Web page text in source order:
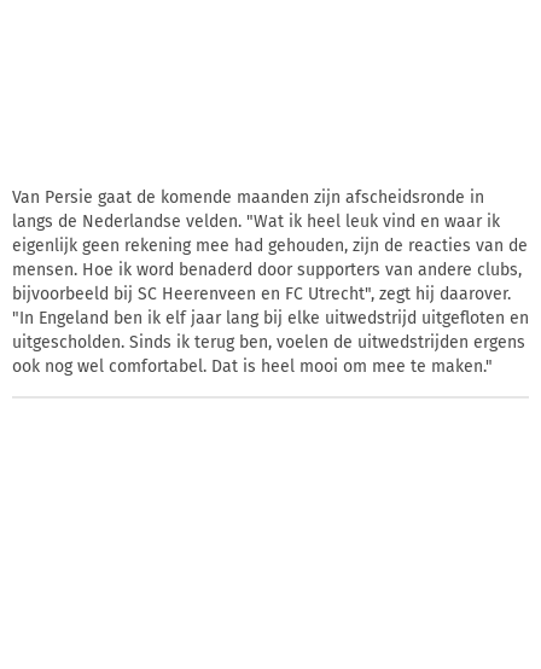
Van Persie gaat de komende maanden zijn afscheidsronde in
langs de Nederlandse velden. "Wat ik heel leuk vind en waar ik
eigenlijk geen rekening mee had gehouden, zijn de reacties van de
mensen. Hoe ik word benaderd door supporters van andere clubs,
bijvoorbeeld bij SC Heerenveen en FC Utrecht", zegt hij daarover.
"In Engeland ben ik elf jaar lang bij elke uitwedstrijd uitgefloten en
uitgescholden. Sinds ik terug ben, voelen de uitwedstrijden ergens
ook nog wel comfortabel. Dat is heel mooi om mee te maken."